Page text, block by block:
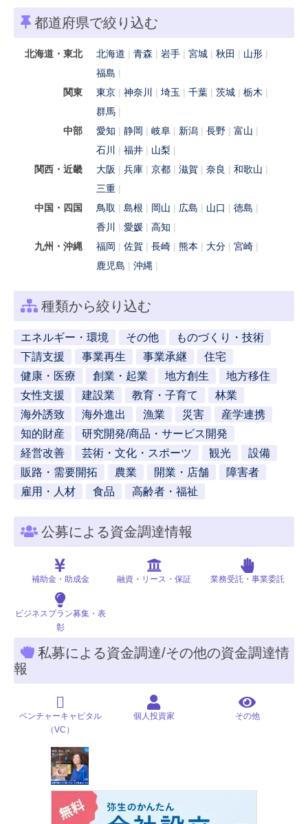
都道府県で絞り込む
北海道・東北 北海道 青森 岩手 宮城 秋田
山形
福島
関東
東京 神奈川 埼玉 千葉 茨城
栃木
群馬
中部
愛知 静岡 岐阜 新潟 長野
富山
石川
福井
山梨
関西・近畿
大阪 兵庫 京都 滋賀 奈良
和歌山
三重
中国・四国
鳥取 島根 岡山 広島 山口
徳島
香川
愛媛
高知
九州・沖縄
福岡 佐賀 長崎 熊本 大分
宮崎
鹿児島
沖縄
種類から絞り込む
エネルギー・環境 その他
ものづくり・技術
下請支援
事業再生 事業承継
住宅
健康・医療
創業・起業 地方創生
地方移住
女性支援
建設業 教育・子育て
林業
海外誘致
海外進出 漁業 災害
産学連携
知的財産
研究開発/商品・サービス開発
経営改善
芸術・文化・スポーツ 観光
設備
販路・需要開拓
農業 開業・店舗
障害者
雇用・人材
食品 高齢者・福祉
公募による資金調達情報
補助金・助成金 融資・リース・保証 業務受託・事業委託
ビジネスプラン募集・表
彰
私募による資金調達/その他の資金調達情
報
ベンチャーキャピタル
（VC）
個人投資家 その他